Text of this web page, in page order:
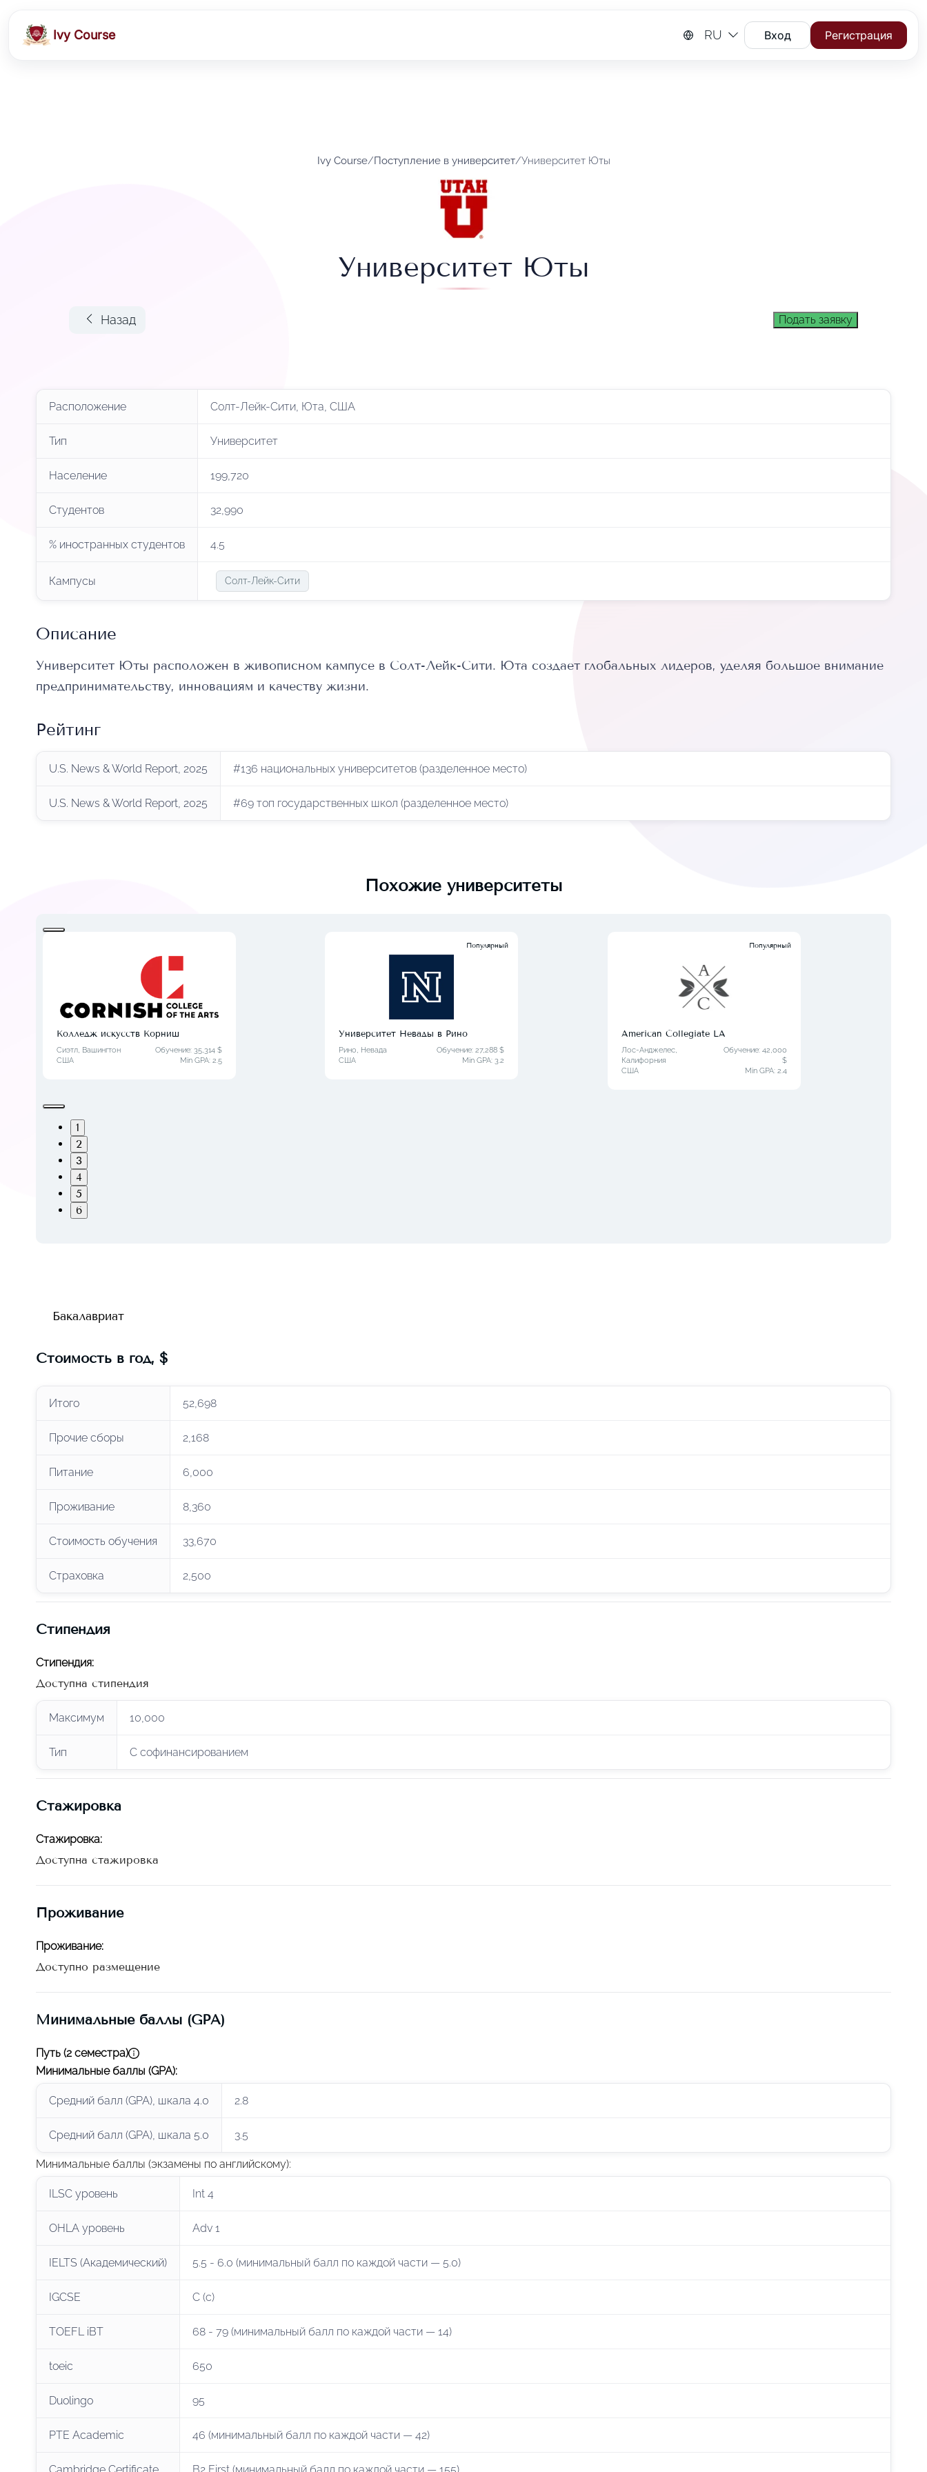
Ivy Course RU Вход Регистрация
Ivy Course/Поступление в университет/Университет Юты
Университет Юты
Назад Подать заявку
Расположение Солт-Лейк-Сити, Юта, США
Тип Университет
Население 199,720
Студентов 32,990
% иностранных студентов 4.5
Кампусы Солт-Лейк-Сити
Описание
Университет Юты расположен в живописном кампусе в Солт-Лейк-Сити. Юта создает глобальных лидеров, уделяя большое внимание
предпринимательству, инновациям и качеству жизни.
Рейтинг
U.S. News & World Report, 2025 #136 национальных университетов (разделенное место)
U.S. News & World Report, 2025 #69 топ государственных школ (разделенное место)
Похожие университеты
Колледж искусств Корниш
Сиэтл, Вашингтон
США
Обучение: 35,314 $
Min GPA: 2.5
Популярный
Университет Невады в Рино
Рино, Невада
США
Обучение: 27,288 $
Min GPA:3.2
Популярный
American Collegiate LA
Лос-Анджелес,
Калифорния
США
Обучение: 42,000
$
Min GPA: 2.4
1
2
3
4
5
6
Бакалавриат
Стоимость в год, $
Итого 52,698
Прочие сборы 2,168
Питание 6,000
Проживание 8,360
Стоимость обучения 33,670
Страховка 2,500
Стипендия
Стипендия:
Доступна стипендия
Максимум 10,000
Тип С софинансированием
Стажировка
Стажировка:
Доступна стажировка
Проживание
Проживание:
Доступно размещение
Минимальные баллы (GPA)
Путь (2 семестра)
Минимальные баллы (GPA):
Средний балл (GPA), шкала 4.0 2.8
Средний балл (GPA), шкала 5.0 3.5
Минимальные баллы (экзамены по английскому):
ILSC уровень Int 4
OHLA уровень Adv 1
IELTS (Академический) 5.5 - 6.0 (минимальный балл по каждой части — 5.0)
IGCSE C (c)
TOEFL iBT 68 - 79 (минимальный балл по каждой части — 14)
toeic 650
Duolingo 95
PTE Academic 46 (минимальный балл по каждой части — 42)
Cambridge Certificate